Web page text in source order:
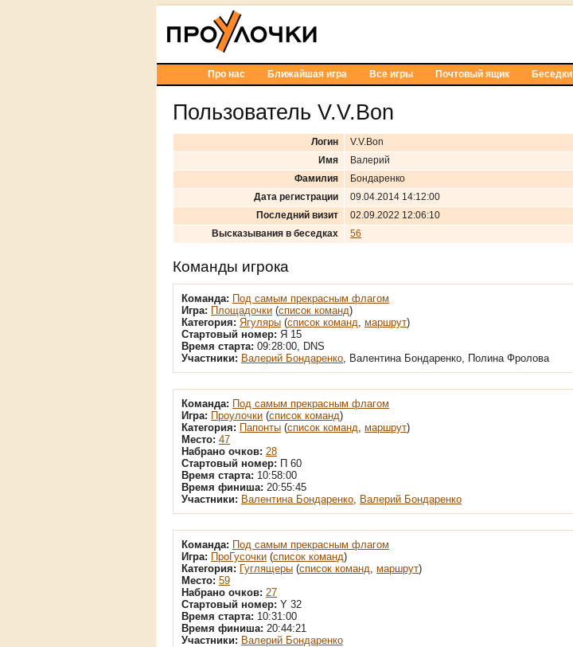
Про нас Ближайшая игра Все игры Почтовый ящик Беседки
Пользователь V.V.Bon
Логин
V.V.Bon
Имя
Валерий
Фамилия
Бондаренко
Дата регистрации
09.04.2014 14:12:00
Последний визит
02.09.2022 12:06:10
Высказывания в беседках
56
Команды игрока
Команда: Под самым прекрасным флагом
Игра: Площадочки (список команд)
Категория: Ягуляры (список команд маршрут)
Стартовый номер: Я 15
Время старта: 09:28:00, DNS
Участники: Валерий Бондаренко , Валентина Бондаренко, Полина Фролова
Команда: Под самым прекрасным флагом
Игра: Проулочки (список команд)
Категория: Папонты (список команд маршрут)
Место: 47
Набрано очков: 28
Стартовый номер: П 60
Время старта: 10:58:00
Время финиша: 20:55:45
Участники: Валентина Бондаренко Валерий Бондаренко
Команда: Под самым прекрасным флагом
Игра: ПроГусочки (список команд)
Категория: Гуглящеры (список команд маршрут)
Место: 59
Набрано очков: 27
Стартовый номер: Y 32
Время старта: 10:31:00
Время финиша: 20:44:21
Участники: Валерий Бондаренко